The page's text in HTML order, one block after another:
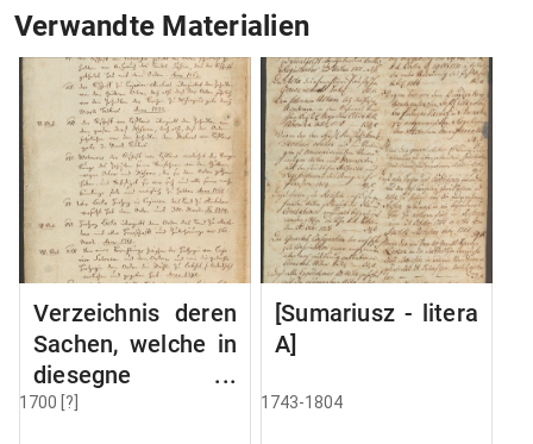
Verwandte Materialien
Verzeichnis deren
Sachen, welche in
diesegne
Volumine MSC
1700 [?]
[Sumariusz - litera
A]
1743-1804